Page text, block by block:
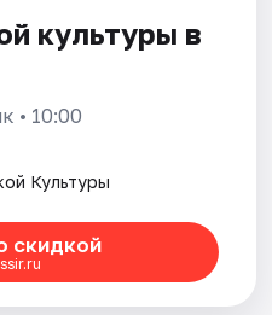
культуры в
• 10:00
Культуры
скидкой